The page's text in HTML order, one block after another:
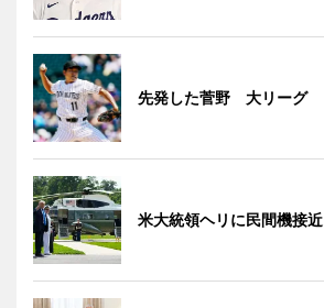
先発した菅野 大リーグ
米大統領ヘリに民間機接近